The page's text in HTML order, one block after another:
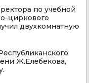
по учебной
циркового
двухкомнатную
Ж.Елебекова,